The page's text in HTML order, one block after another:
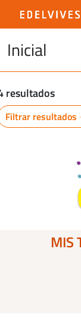
Inicial
resultados
Filtrar resultados
MIS